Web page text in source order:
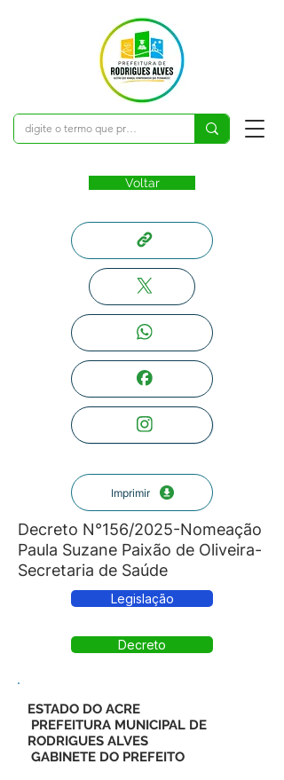
Voltar
Imprimir
Decreto N°156/2025-Nomeação
Paula Suzane Paixão de Oliveira-
Secretaria de Saúde
Legislação
Decreto
ESTADO DO ACRE
PREFEITURA MUNICIPAL DE
RODRIGUES ALVES
GABINETE DO PREFEITO